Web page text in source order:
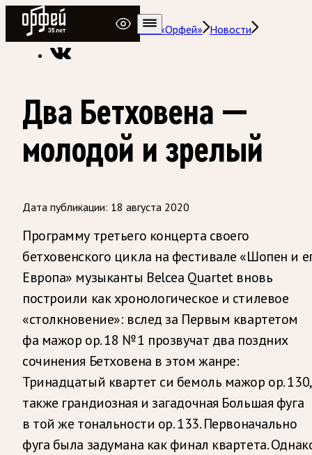
Радио Орфей
Радио классической музыки «Орфей» Новости
Два Бетховена —
молодой и зрелый
Дата публикации: 18 августа 2020
Программу третьего концерта своего
бетховенского цикла на фестивале «Шопен и
Европа» музыканты Belcea Quartet вновь
построили как хронологическое и стилевое
«столкновение»: вслед за Первым квартетом
фа мажор ор. 18 № 1 прозвучат два поздних
сочинения Бетховена в этом жанре:
Тринадцатый квартет си бемоль мажор ор. 130,
также грандиозная и загадочная Большая фуга
в той же тональности ор. 133. Первоначально
фуга была задумана как финал квартета.